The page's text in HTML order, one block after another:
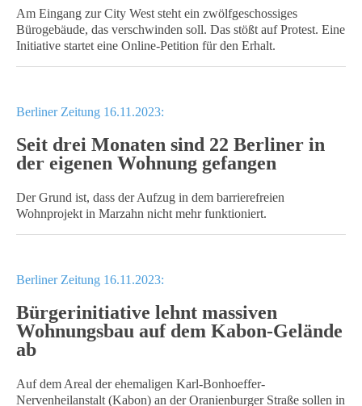
Am Eingang zur City West steht ein zwölfgeschossiges
Bürogebäude, das verschwinden soll. Das stößt auf Protest. Eine
Initiative startet eine Online-Petition für den Erhalt.
Berliner Zeitung 16.11.2023:
Seit drei Monaten sind 22 Berliner in
der eigenen Wohnung gefangen
Der Grund ist, dass der Aufzug in dem barrierefreien
Wohnprojekt in Marzahn nicht mehr funktioniert.
Berliner Zeitung 16.11.2023:
Bürgerinitiative lehnt massiven
Wohnungsbau auf dem Kabon-Gelände
ab
Auf dem Areal der ehemaligen Karl-Bonhoeffer-
Nervenheilanstalt (Kabon) an der Oranienburger Straße sollen in